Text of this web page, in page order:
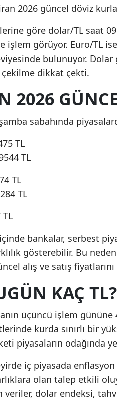
2026 güncel döviz
göre dolar/TL saat
işlem görüyor. Euro/TL
bulunuyor. Dolar
dikkat çekti.
2026
sabahında
TL
TL
TL
TL
TL
bankalar, serbest
gösterebilir. Bu
alış ve satış
KAÇ TL?
üçüncü işlem
kurda sınırlı bir
piyasaların odağında
iç piyasada
olan talep etkili
dolar endeksi,